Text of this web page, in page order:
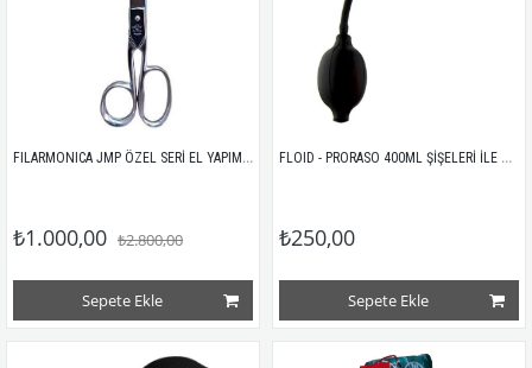
FILARMONICA JMP ÖZEL SERİ EL YAPIMI ÇELİK MAKAS / 7" ORTA BOY
₺1.000,00 ₺2.800,00
Sepete Ekle
FLOID - PRORASO 400ML ŞİŞELERİ İLE UYUMLU ATOMİZER SİYAH
₺250,00
Sepete Ekle